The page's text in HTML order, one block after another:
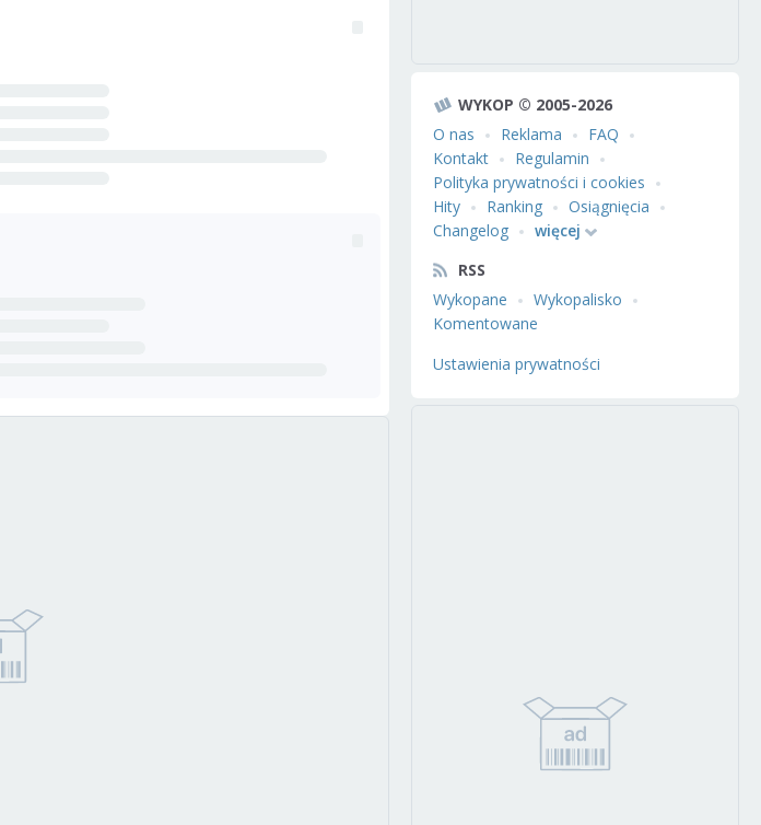
WYKOP © 2005-2026
O nas
Reklama
FAQ
Kontakt
Regulamin
Polityka prywatności i cookies
Hity
Ranking
Osiągnięcia
Changelog
więcej
RSS
Wykopane
Wykopalisko
Komentowane
Ustawienia prywatności